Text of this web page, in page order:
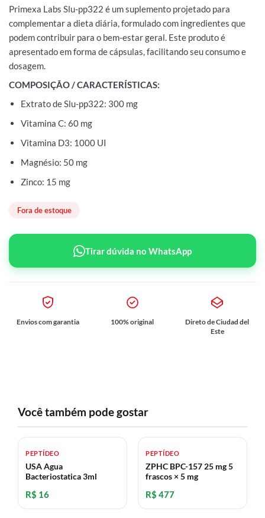
Primexa Labs Slu-pp322 é um suplemento projetado para
complementar a dieta diária, formulado com ingredientes que
podem contribuir para o bem-estar geral. Este produto é
apresentado em forma de cápsulas, facilitando seu consumo e
dosagem.
COMPOSIÇÃO / CARACTERÍSTICAS:
Extrato de Slu-pp322: 300 mg
Vitamina C: 60 mg
Vitamina D3: 1000 UI
Magnésio: 50 mg
Zinco: 15 mg
Fora de estoque
Tirar dúvida no WhatsApp
Envios com garantia 100% original
Direto de Ciudad del
Este
Você também pode gostar
PEPTÍDEO
USA Agua
Bacteriostatica 3ml
R$ 16
PEPTÍDEO
ZPHC BPC-157 25 mg 5
frascos × 5 mg
R$ 477